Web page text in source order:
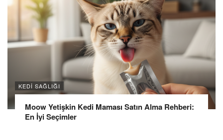
KEDI SAĞLIĞI
Moow Yetişkin Kedi Maması Satın Alma Rehberi:
En İyi Seçimler